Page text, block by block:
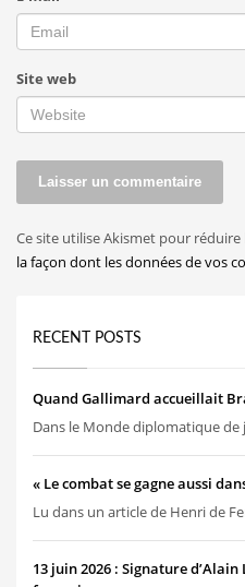
Site web
Ce site utilise Akismet pour réduire
la façon dont les données de vos
RECENT POSTS
Quand Gallimard accueillait
Dans le Monde diplomatique de
« Le combat se gagne aussi
Lu dans un article de Henri de
13 juin 2026 : Signature